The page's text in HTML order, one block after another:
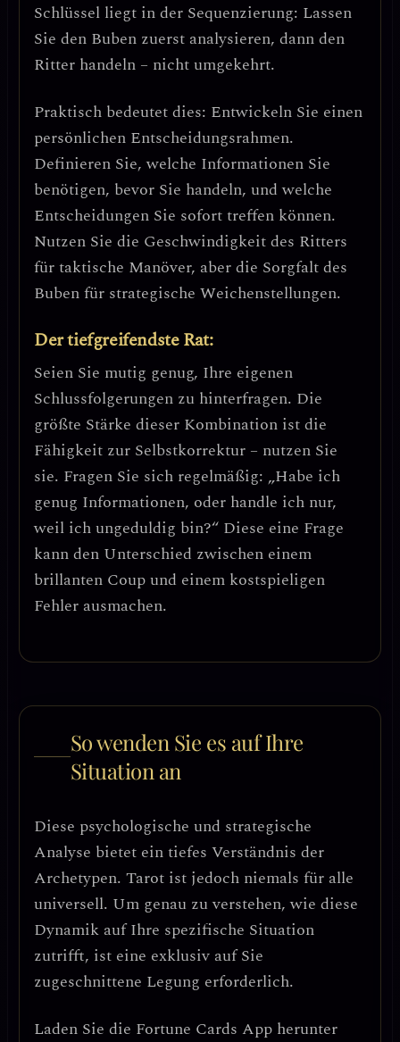
Schlüssel liegt in der Sequenzierung: Lassen
Sie den Buben zuerst analysieren, dann den
Ritter handeln – nicht umgekehrt.
Praktisch bedeutet dies: Entwickeln Sie einen
persönlichen Entscheidungsrahmen.
Definieren Sie, welche Informationen Sie
benötigen, bevor Sie handeln, und welche
Entscheidungen Sie sofort treffen können.
Nutzen Sie die Geschwindigkeit des Ritters
für taktische Manöver, aber die Sorgfalt des
Buben für strategische Weichenstellungen.
Der tiefgreifendste Rat:
Seien Sie mutig genug, Ihre eigenen
Schlussfolgerungen zu hinterfragen. Die
größte Stärke dieser Kombination ist die
Fähigkeit zur Selbstkorrektur – nutzen Sie
sie. Fragen Sie sich regelmäßig: „Habe ich
genug Informationen, oder handle ich nur,
weil ich ungeduldig bin?“ Diese eine Frage
kann den Unterschied zwischen einem
brillanten Coup und einem kostspieligen
Fehler ausmachen.
So wenden Sie es auf Ihre
Situation an
Diese psychologische und strategische
Analyse bietet ein tiefes Verständnis der
Archetypen. Tarot ist jedoch niemals für alle
universell. Um genau zu verstehen, wie diese
Dynamik auf Ihre spezifische Situation
zutrifft, ist eine exklusiv auf Sie
zugeschnittene Legung erforderlich.
Laden Sie die Fortune Cards App herunter